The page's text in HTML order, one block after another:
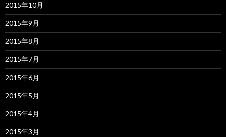
2015年10月
2015年9月
2015年8月
2015年7月
2015年6月
2015年5月
2015年4月
2015年3月